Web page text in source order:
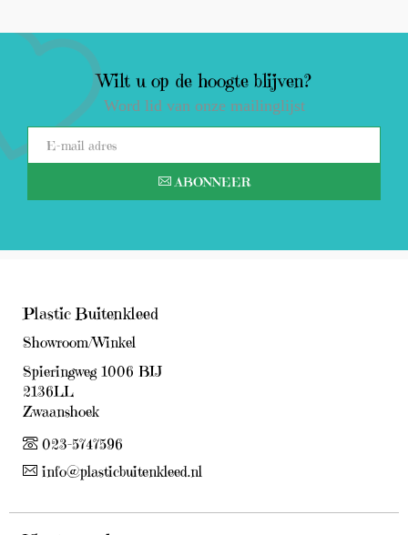
Wilt u op de hoogte blijven?
Word lid van onze mailinglijst
ABONNEER
Plastic Buitenkleed
Showroom/Winkel
Spieringweg 1006 BIJ
2136LL
Zwaanshoek
023-5747596
info@plasticbuitenkleed.nl